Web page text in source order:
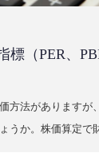
標（PER、
方法がありますが
うか。株価算定で